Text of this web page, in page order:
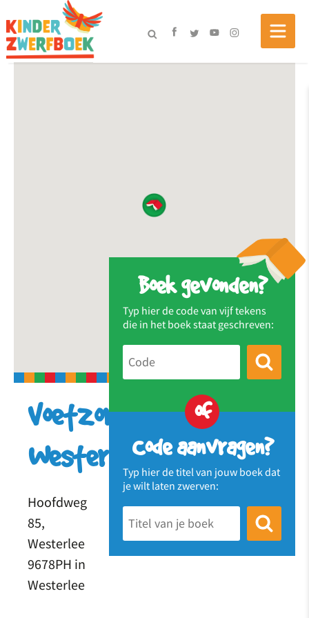
Boek gevonden?
Typ hier de code van vijf tekens
die in het boek staat geschreven:
of
Code aanvragen?
Typ hier de titel van jouw boek dat
je wilt laten zwerven:
Voetzorg
Westerlee
Hoofdweg
85,
Westerlee
9678PH in
Westerlee